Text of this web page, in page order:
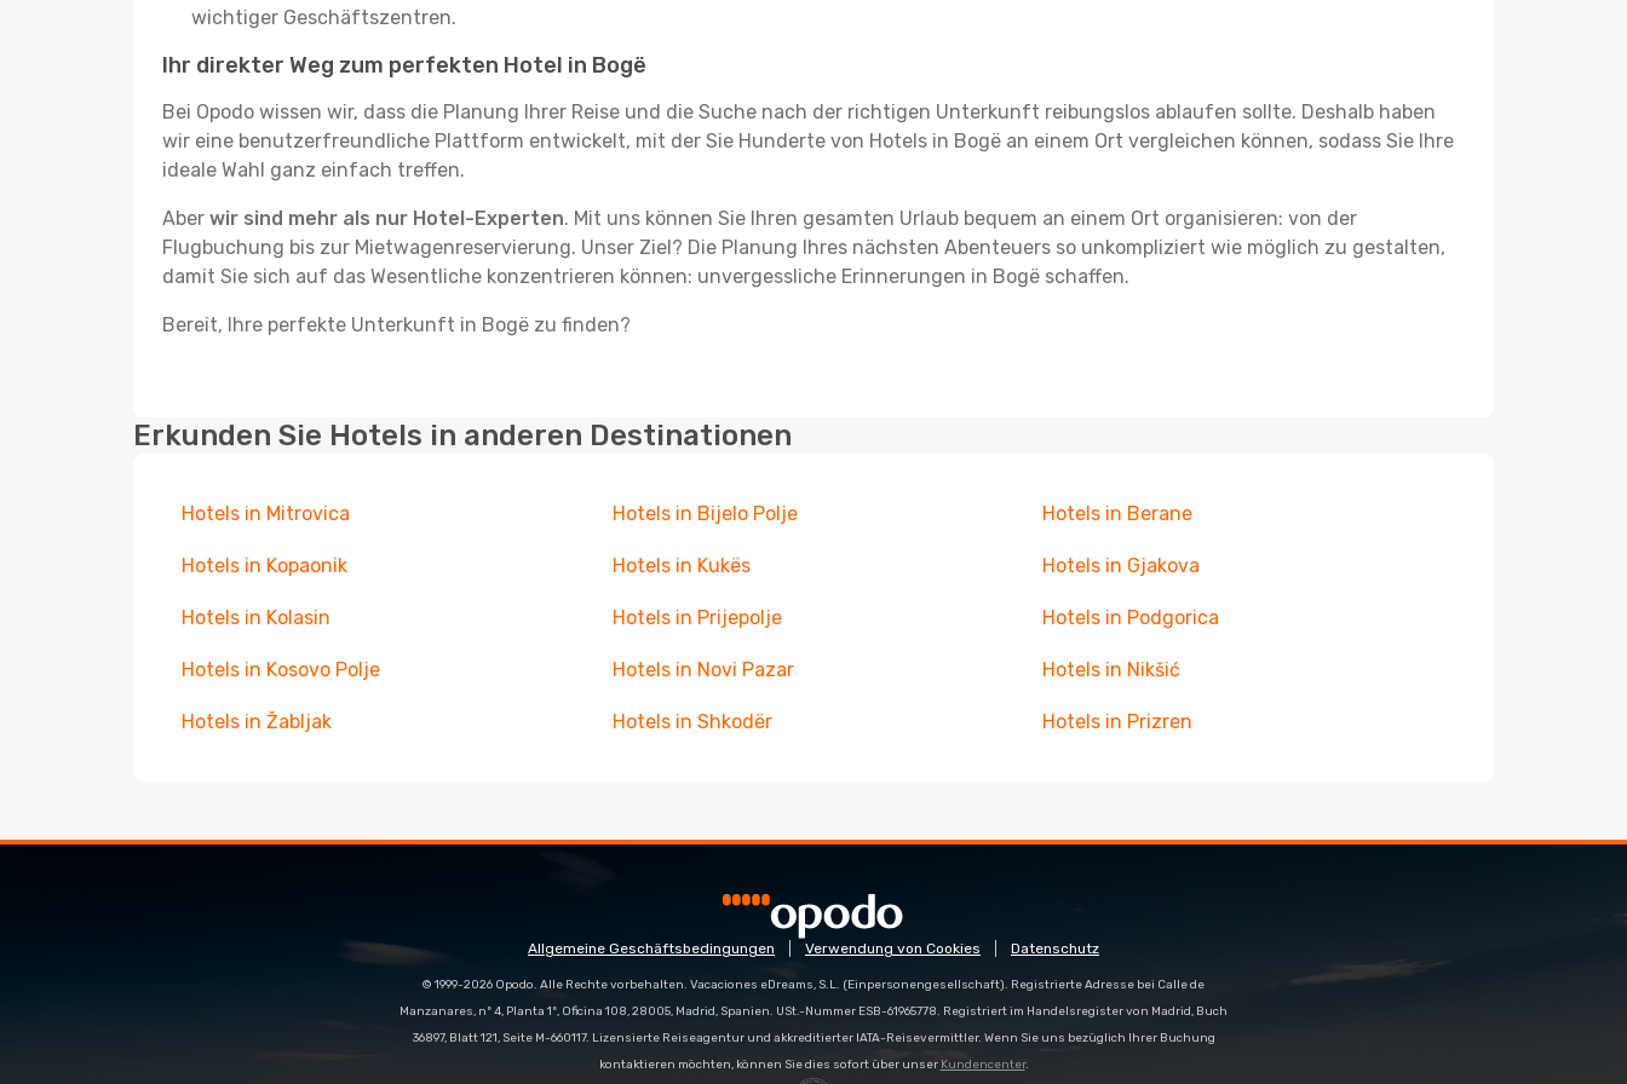
wichtiger Geschäftszentren.
Ihr direkter Weg zum perfekten Hotel in Bogë
Bei Opodo wissen wir, dass die Planung Ihrer Reise und die Suche nach der richtigen Unterkunft reibungslos ablaufen sollte. Deshalb haben
wir eine benutzerfreundliche Plattform entwickelt, mit der Sie Hunderte von Hotels in Bogë an einem Ort vergleichen können, sodass Sie Ihre
ideale Wahl ganz einfach treffen.
Aber wir sind mehr als nur Hotel-Experten. Mit uns können Sie Ihren gesamten Urlaub bequem an einem Ort organisieren: von der
Flugbuchung bis zur Mietwagenreservierung. Unser Ziel? Die Planung Ihres nächsten Abenteuers so unkompliziert wie möglich zu gestalten,
damit Sie sich auf das Wesentliche konzentrieren können: unvergessliche Erinnerungen in Bogë schaffen.
Bereit, Ihre perfekte Unterkunft in Bogë zu finden?
Erkunden Sie Hotels in anderen Destinationen
Hotels in Mitrovica Hotels in Bijelo Polje Hotels in Berane
Hotels in Kopaonik Hotels in Kukës Hotels in Gjakova
Hotels in Kolasin Hotels in Prijepolje Hotels in Podgorica
Hotels in Kosovo Polje Hotels in Novi Pazar Hotels in Nikšić
Hotels in Žabljak Hotels in Shkodër Hotels in Prizren
Allgemeine Geschäftsbedingungen Verwendung von Cookies Datenschutz
© 1999-2026 Opodo. Alle Rechte vorbehalten. Vacaciones eDreams, S.L. (Einpersonengesellschaft). Registrierte Adresse bei Calle de
Manzanares, nº 4, Planta 1º, Oficina 108, 28005, Madrid, Spanien. USt.-Nummer ESB-61965778. Registriert im Handelsregister von Madrid, Buch
36897, Blatt 121, Seite M-660117. Lizensierte Reiseagentur und akkreditierter IATA-Reisevermittler. Wenn Sie uns bezüglich Ihrer Buchung
kontaktieren möchten, können Sie dies sofort über unser Kundencenter.